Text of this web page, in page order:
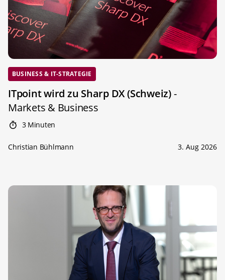
BUSINESS & IT-STRATEGIE
ITpoint wird zu Sharp DX (Schweiz)-
Markets & Business
3 Minuten
Christian Bühlmann 3. Aug 2026